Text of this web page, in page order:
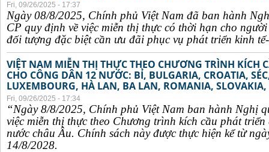
Fri, 09/26/2025 - 17:37
Ngày 08/8/2025, Chính phủ Việt Nam đã ban hành
CP quy định về việc miễn thị thực có thời hạn cho
đối tượng đặc biệt cần ưu đãi phục vụ phát triển kinh
VIỆT NAM MIỄN THỊ THỰC THEO CHƯƠNG TRÌNH KÍCH
CHO CÔNG DÂN 12 NƯỚC: BỈ, BULGARIA, CROATIA,
LUXEMBOURG, HÀ LAN, BA LAN, ROMANIA, SLOVAKIA,
Fri, 09/26/2025 - 17:34
“Ngày 8/8/2025, Chính phủ Việt Nam ban hành Nghị
việc miễn thị thực theo Chương trình kích cầu phát
nước châu Âu. Chính sách này được thực hiện kể từ
14/8/2028.